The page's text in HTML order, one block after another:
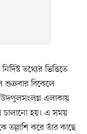
তথ্যের ভিত্তিতে
শুক্রবার বিকেলে
এলাকায়
চালানো হয়। এ সময়
তল্লাশি করে তাঁর কাছে